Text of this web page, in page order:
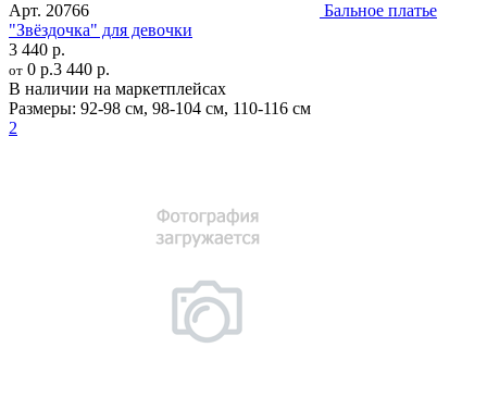
Арт. 20766
Бальное платье
"Звёздочка" для девочки
3 440 р.
от 0 р.3 440 р.
В наличии на маркетплейсах
Размеры: 92-98 см, 98-104 см, 110-116 см
2